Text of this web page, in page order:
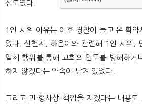
신도였다.
1인 시위 이유는 이후 경찰이 들고 온 확
었다. 신천지, 하은이와 관련해 1인 시위,
일체 행위를 통해 교회의 업무를 방해하거
하지 않겠다는 약속이 담겨 있었다.
그리고 민·형사상 책임을 지겠다는 내용